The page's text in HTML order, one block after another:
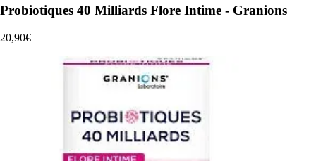
Probiotiques 40 Milliards Flore Intime - Granions
20,90€